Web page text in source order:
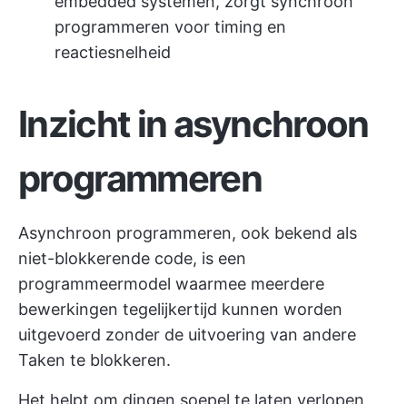
programmeren voor timing en
reactiesnelheid
Inzicht in asynchroon
programmeren
Asynchroon programmeren, ook bekend als
niet-blokkerende code, is een
programmeermodel waarmee meerdere
bewerkingen tegelijkertijd kunnen worden
uitgevoerd zonder de uitvoering van andere
Taken te blokkeren.
Het helpt om dingen soepel te laten verlopen,